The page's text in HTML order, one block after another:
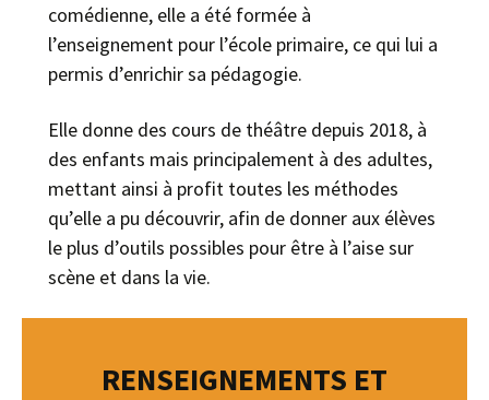
comédienne, elle a été formée à
l’enseignement pour l’école primaire, ce qui lui a
permis d’enrichir sa pédagogie.
Elle donne des cours de théâtre depuis 2018, à
des enfants mais principalement à des adultes,
mettant ainsi à profit toutes les méthodes
qu’elle a pu découvrir, afin de donner aux élèves
le plus d’outils possibles pour être à l’aise sur
scène et dans la vie.
RENSEIGNEMENTS ET